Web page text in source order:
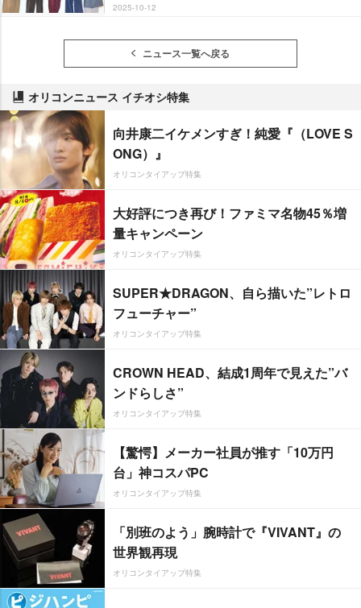
2025-10-12
ニュース一覧へ戻る
オリコンニュース イチオシ特集
向井康二イケメンすぎ！純愛『（LOVE S
ONG）』
オリコンタイアップ特集
大好評につき再び！ファミマ名物45％増
量キャンペーン
オリコンタイアップ特集
SUPER★DRAGON、自ら描いた”レトロ
フューチャー”
オリコンタイアップ特集
CROWN HEAD、結成1周年で見えた”バ
ンドらしさ”
オリコンタイアップ特集
【驚愕】メーカー社員が推す「10万円
台」神コスパPC
オリコンタイアップ特集
「別班のよう」腕時計で『VIVANT』の
世界観再現
オリコンタイアップ特集